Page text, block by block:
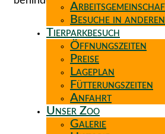
Besuche in
Tierparkbesuch
Öffnungszeiten
Preise
Lageplan
Fütterungszeiten
Anfahrt
Unser Zoo
Galerie